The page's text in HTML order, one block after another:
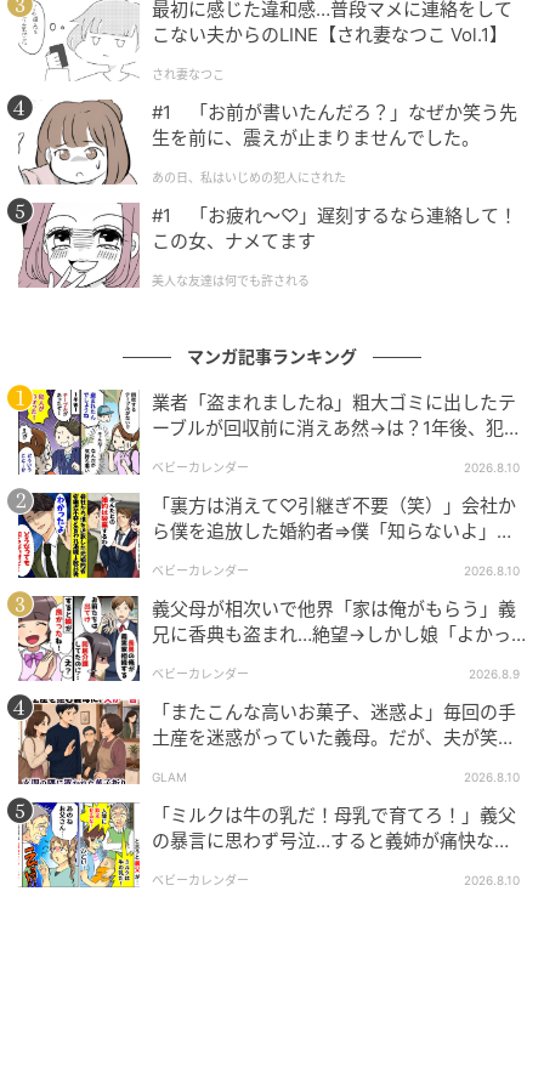
「家族のために尽くすのが嫁なのよ」
毎日のようにそう言われました。
一度だけ、私は「助けてくれるって言ってましたよ
ね？」と聞いたことがあります。すると義母は、鼻で
笑って平然とこう返してきたのです。
「そんなこと言ったかしら？」
夫が帰ってこなかった本当の理由
そのころの私は、慢性的な寝不足と疲労で、まともに
考える余裕もありませんでした。子どもたちを寝かし
つけたあと、台所で声を押し殺しながら泣いたことも
あります。
そんなある日、祖父母に電話をした私。あたたかい声
を聞いた瞬間、張りつめていたものが切れてしまい、
気づけば泣きながら全部話していました。
祖父は静かに話を聞いたあと、こう言ってくれまし
た。
「そんな家に我慢している必要なんてない」
「いつでも戻っておいで」
最初に感じた違和感…普段マメに連絡をして
こない夫からのLINE【され妻なつこ Vol.1】
され妻なつこ
#1 「お前が書いたんだろ？」なぜか笑う先
生を前に、震えが止まりませんでした。
あの日、私はいじめの犯人にされた
#1 「お疲れ〜♡」遅刻するなら連絡して！
この女、ナメてます
美人な友達は何でも許される
マンガ記事ランキング
業者「盗まれましたね」粗大ゴミに出したテ
ーブルが回収前に消えあ然→は？1年後、犯人
ベビーカレンダー 2026.8.10
「裏方は消えて♡引継ぎ不要（笑）」会社か
ら僕を追放した婚約者⇒僕「知らないよ」数
ベビーカレンダー 2026.8.10
義父母が相次いで他界「家は俺がもらう」義
兄に香典も盗まれ…絶望→しかし娘「よかっ
ベビーカレンダー 2026.8.9
「またこんな高いお菓子、迷惑よ」毎回の手
土産を迷惑がっていた義母。だが、夫が笑顔
GLAM 2026.8.10
「ミルクは牛の乳だ！母乳で育てろ！」義父
の暴言に思わず号泣…すると義姉が痛快なひ
ベビーカレンダー 2026.8.10